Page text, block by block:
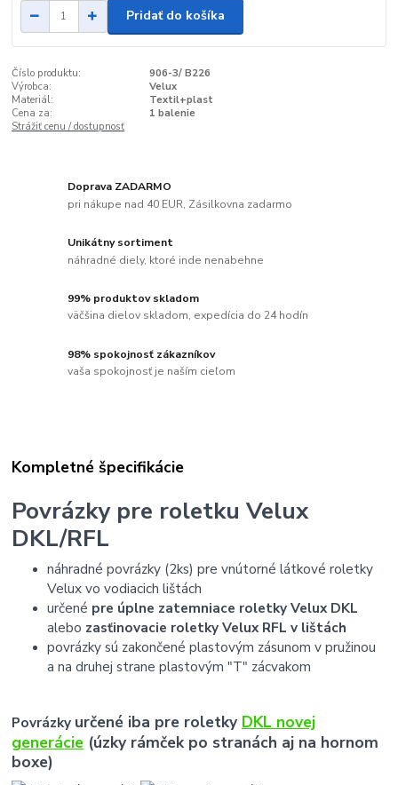
Pridať do košíka
Číslo produktu:
906-3/ B226
Výrobca:
Velux
Materiál:
Textil+plast
Cena za:
1 balenie
Strážiť cenu / dostupnosť
Doprava ZADARMO
pri nákupe nad 40 EUR, Zásilkovna zadarmo
Unikátny sortiment
náhradné diely, ktoré inde nenabehne
99% produktov skladom
väčšina dielov skladom, expedícia do 24 hodín
98% spokojnosť zákazníkov
vaša spokojnosť je naším cieľom
Kompletné špecifikácie
Povrázky pre roletku Velux
DKL/RFL
náhradné povrázky (2ks) pre vnútorné látkové roletky
Velux vo vodiacich lištách
určené pre úplne zatemniace roletky Velux DKL
alebo zasťinovacie roletky Velux RFL v lištách
povrázky sú zakončené plastovým zásunom v pružinou
a na druhej strane plastovým "T" zácvakom
Povrázky určené iba pre roletky DKL novej
generácie (úzky rámček po stranách aj na hornom
boxe)